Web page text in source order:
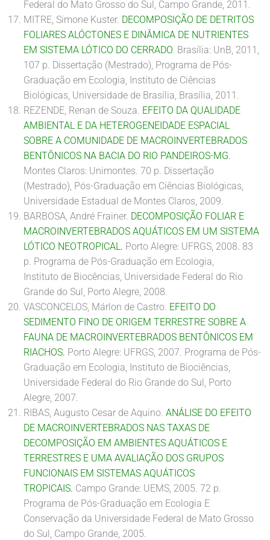
Federal do Mato Grosso do Sul, Campo Grande, 2011.
MITRE, Simone Kuster. DECOMPOSIÇÃO DE DETRITOS
FOLIARES ALÓCTONES E DINÂMICA DE NUTRIENTES
EM SISTEMA LÓTICO DO CERRADO. Brasília: UnB, 2011,
107 p. Dissertação (Mestrado), Programa de Pós-
Graduação em Ecologia, Instituto de Ciências
Biológicas, Universidade de Brasília, Brasília, 2011.
REZENDE, Renan de Souza. EFEITO DA QUALIDADE
AMBIENTAL E DA HETEROGENEIDADE ESPACIAL
SOBRE A COMUNIDADE DE MACROINVERTEBRADOS
BENTÔNICOS NA BACIA DO RIO PANDEIROS-MG.
Montes Claros: Unimontes. 70 p. Dissertação
(Mestrado), Pós-Graduação em Ciências Biológicas,
Universidade Estadual de Montes Claros, 2009.
BARBOSA, André Frainer. DECOMPOSIÇÃO FOLIAR E
MACROINVERTEBRADOS AQUÁTICOS EM UM SISTEMA
LÓTICO NEOTROPICAL. Porto Alegre: UFRGS, 2008. 83
p. Programa de Pós-Graduação em Ecologia,
Instituto de Biocências, Universidade Federal do Rio
Grande do Sul, Porto Alegre, 2008.
VASCONCELOS, Márlon de Castro. EFEITO DO
SEDIMENTO FINO DE ORIGEM TERRESTRE SOBRE A
FAUNA DE MACROINVERTEBRADOS BENTÔNICOS EM
RIACHOS. Porto Alegre: UFRGS, 2007. Programa de Pós-
Graduação em Ecologia, Instituto de Biociências,
Universidade Federal do Rio Grande do Sul, Porto
Alegre, 2007.
RIBAS, Augusto Cesar de Aquino. ANÁLISE DO EFEITO
DE MACROINVERTEBRADOS NAS TAXAS DE
DECOMPOSIÇÃO EM AMBIENTES AQUÁTICOS E
TERRESTRES E UMA AVALIAÇÃO DOS GRUPOS
FUNCIONAIS EM SISTEMAS AQUÁTICOS
TROPICAIS. Campo Grande: UEMS, 2005. 72 p.
Programa de Pós-Graduação em Ecologia E
Conservação da Universidade Federal de Mato Grosso
do Sul, Campo Grande, 2005.